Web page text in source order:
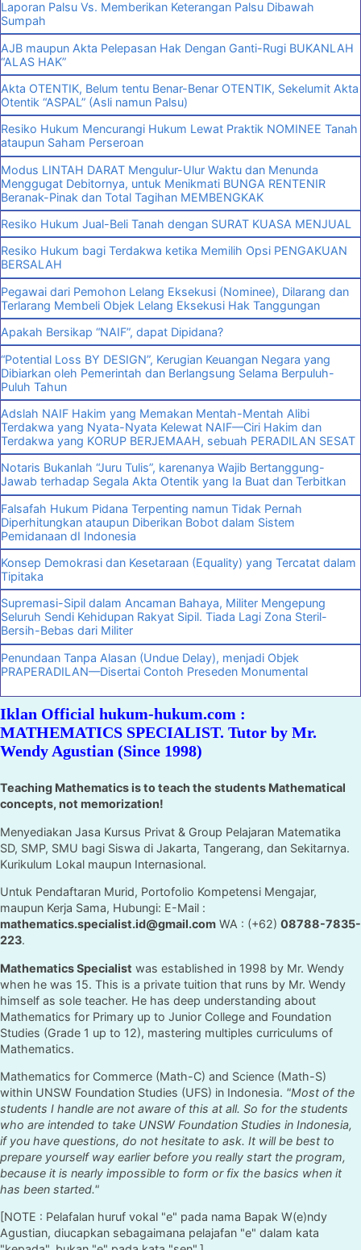
Laporan Palsu Vs. Memberikan Keterangan Palsu Dibawah
Sumpah
AJB maupun Akta Pelepasan Hak Dengan Ganti-Rugi BUKANLAH
“ALAS HAK”
Akta OTENTIK, Belum tentu Benar-Benar OTENTIK, Sekelumit Akta
Otentik “ASPAL” (Asli namun Palsu)
Resiko Hukum Mencurangi Hukum Lewat Praktik NOMINEE Tanah
ataupun Saham Perseroan
Modus LINTAH DARAT Mengulur-Ulur Waktu dan Menunda
Menggugat Debitornya, untuk Menikmati BUNGA RENTENIR
Beranak-Pinak dan Total Tagihan MEMBENGKAK
Resiko Hukum Jual-Beli Tanah dengan SURAT KUASA MENJUAL
Resiko Hukum bagi Terdakwa ketika Memilih Opsi PENGAKUAN
BERSALAH
Pegawai dari Pemohon Lelang Eksekusi (Nominee), Dilarang dan
Terlarang Membeli Objek Lelang Eksekusi Hak Tanggungan
Apakah Bersikap “NAIF”, dapat Dipidana?
“Potential Loss BY DESIGN”, Kerugian Keuangan Negara yang
Dibiarkan oleh Pemerintah dan Berlangsung Selama Berpuluh-
Puluh Tahun
Adslah NAIF Hakim yang Memakan Mentah-Mentah Alibi
Terdakwa yang Nyata-Nyata Kelewat NAIF—Ciri Hakim dan
Terdakwa yang KORUP BERJEMAAH, sebuah PERADILAN SESAT
Notaris Bukanlah “Juru Tulis”, karenanya Wajib Bertanggung-
Jawab terhadap Segala Akta Otentik yang Ia Buat dan Terbitkan
Falsafah Hukum Pidana Terpenting namun Tidak Pernah
Diperhitungkan ataupun Diberikan Bobot dalam Sistem
Pemidanaan dI Indonesia
Konsep Demokrasi dan Kesetaraan (Equality) yang Tercatat dalam
Tipitaka
Supremasi-Sipil dalam Ancaman Bahaya, Militer Mengepung
Seluruh Sendi Kehidupan Rakyat Sipil. Tiada Lagi Zona Steril-
Bersih-Bebas dari Militer
Penundaan Tanpa Alasan (Undue Delay), menjadi Objek
PRAPERADILAN—Disertai Contoh Preseden Monumental
Iklan Official hukum-hukum.com :
MATHEMATICS SPECIALIST. Tutor by Mr.
Wendy Agustian (Since 1998)
Teaching Mathematics is to teach the students Mathematical
concepts, not memorization!
Menyediakan Jasa Kursus Privat & Group Pelajaran Matematika
SD, SMP, SMU bagi Siswa di Jakarta, Tangerang, dan Sekitarnya.
Kurikulum Lokal maupun Internasional.
Untuk Pendaftaran Murid, Portofolio Kompetensi Mengajar,
maupun Kerja Sama, Hubungi: E-Mail :
mathematics.specialist.id@gmail.com WA : (+62) 08788-7835-
223.
Mathematics Specialist was established in 1998 by Mr. Wendy
when he was 15. This is a private tuition that runs by Mr. Wendy
himself as sole teacher. He has deep understanding about
Mathematics for Primary up to Junior College and Foundation
Studies (Grade 1 up to 12), mastering multiples curriculums of
Mathematics.
Mathematics for Commerce (Math-C) and Science (Math-S)
within UNSW Foundation Studies (UFS) in Indonesia. "Most of the
students I handle are not aware of this at all. So for the students
who are intended to take UNSW Foundation Studies in Indonesia,
if you have questions, do not hesitate to ask. It will be best to
prepare yourself way earlier before you really start the program,
because it is nearly impossible to form or fix the basics when it
has been started."
[NOTE : Pelafalan huruf vokal "e" pada nama Bapak W(e)ndy
Agustian, diucapkan sebagaimana pelajafan "e" dalam kata